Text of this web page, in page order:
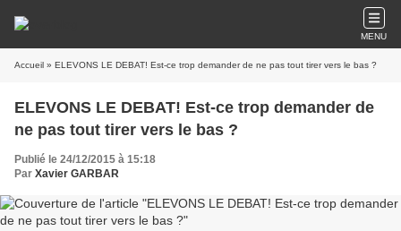
MENU
Accueil » ELEVONS LE DEBAT! Est-ce trop demander de ne pas tout tirer vers le bas ?
ELEVONS LE DEBAT! Est-ce trop demander de
ne pas tout tirer vers le bas ?
Publié le 24/12/2015 à 15:18
Par Xavier GARBAR